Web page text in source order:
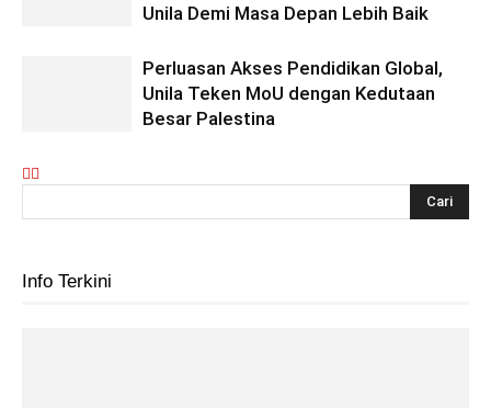
Unila Demi Masa Depan Lebih Baik
Perluasan Akses Pendidikan Global,
Unila Teken MoU dengan Kedutaan
Besar Palestina
Info Terkini